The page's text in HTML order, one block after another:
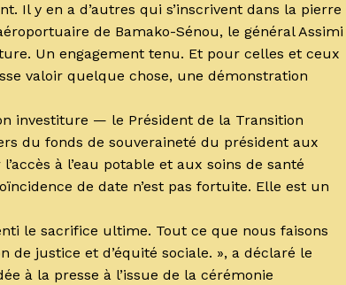
Il y en a d’autres qui s’inscrivent dans la pierre
de Bamako-Sénou, le général Assimi
Un engagement tenu. Et pour celles et ceux
valoir quelque chose, une démonstration
investiture — le Président de la Transition
du fonds de souveraineté du président aux
à l’eau potable et aux soins de santé
de date n’est pas fortuite. Elle est un
le sacrifice ultime. Tout ce que nous faisons
justice et d’équité sociale. », a déclaré le
à la presse à l’issue de la cérémonie